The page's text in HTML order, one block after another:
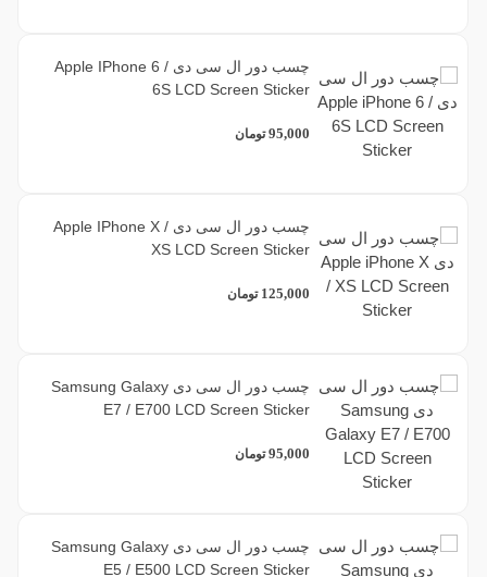
چسب دور ال سی دی Apple IPhone 6 /
6S LCD Screen Sticker
95,000 تومان
چسب دور ال سی دی Apple IPhone X /
XS LCD Screen Sticker
125,000 تومان
چسب دور ال سی دی Samsung Galaxy
E7 / E700 LCD Screen Sticker
95,000 تومان
چسب دور ال سی دی Samsung Galaxy
E5 / E500 LCD Screen Sticker